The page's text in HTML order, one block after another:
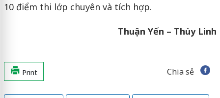
10 điểm thi lớp chuyên và tích hợp.
Thuận Yến – Thùy Linh
Print Chia sẻ